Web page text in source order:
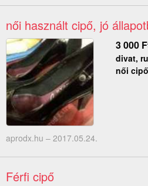
női használt cipő, jó
3 000
divat,
női
aprodx.hu – 2017.05.24.
Férfi cipő